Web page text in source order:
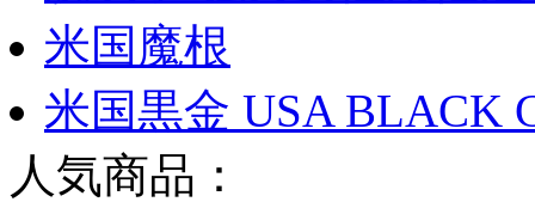
米国魔根
米国黒金 USA BLACK
人気商品：